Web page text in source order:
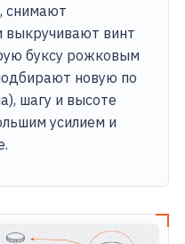
снимают
выкручивают винт
буксу рожковым
новую по
шагу и высоте
усилием и